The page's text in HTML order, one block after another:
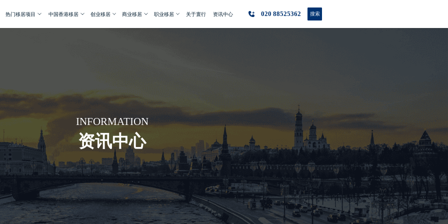
热门移居项目 中国香港移居 创业移居 商业移居 职业移居 关于寰行 资讯中心 020 88525362 搜索
INFORMATION
资讯中心